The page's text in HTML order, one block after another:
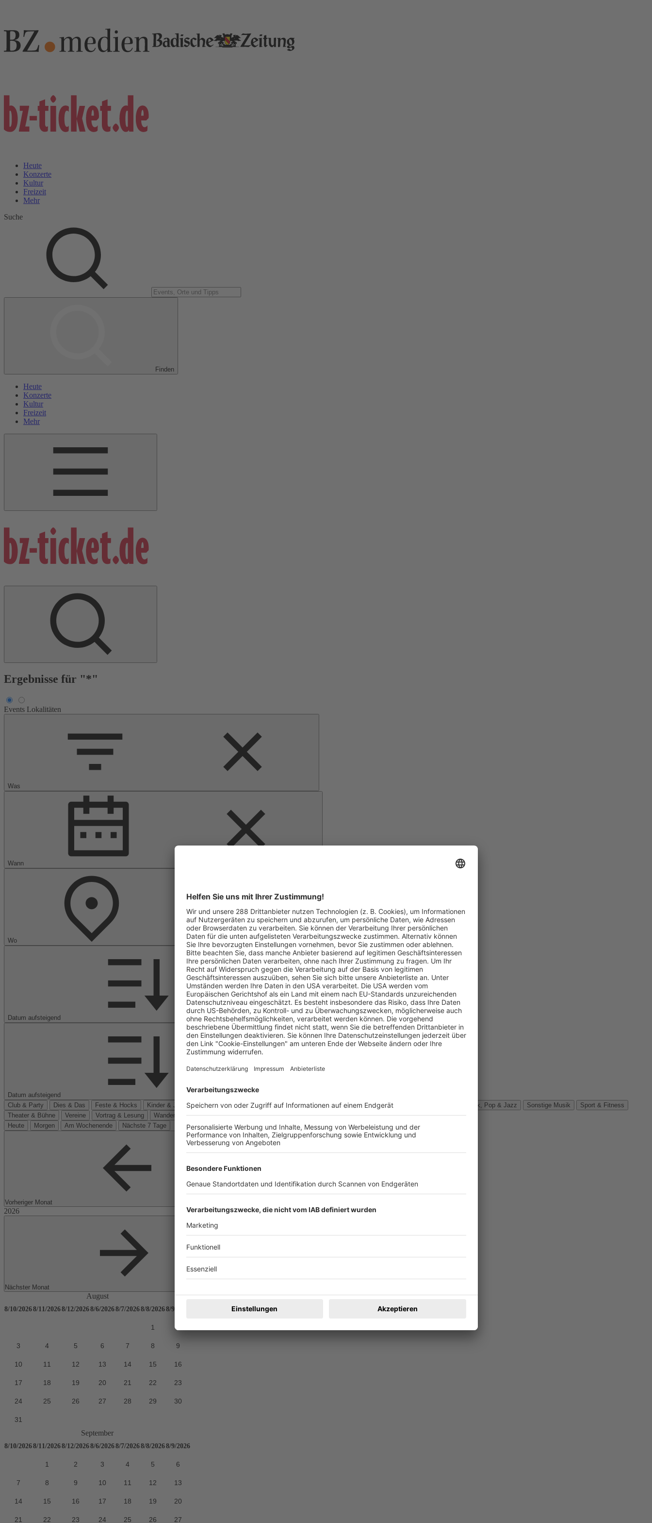
Heute
Konzerte
Kultur
Freizeit
Mehr
Suche
Finden
Heute
Konzerte
Kultur
Freizeit
Mehr
Ergebnisse für "*"
Events Lokalitäten
Was
Wann
Wo
Datum aufsteigend
Datum aufsteigend
Club & Party
Dies & Das Feste & Hocks Kinder & Jugend Kino Klassik Kunst & Museen Märkte & Messen Narretei Rock, Pop & Jazz Sonstige Musik
Sport & Fitness
Theater & Bühne
Vereine Vortrag & Lesung
Wanderungen
Heute
Morgen Am Wochenende Nächste 7 Tage
Vorheriger Monat
Nächster Monat